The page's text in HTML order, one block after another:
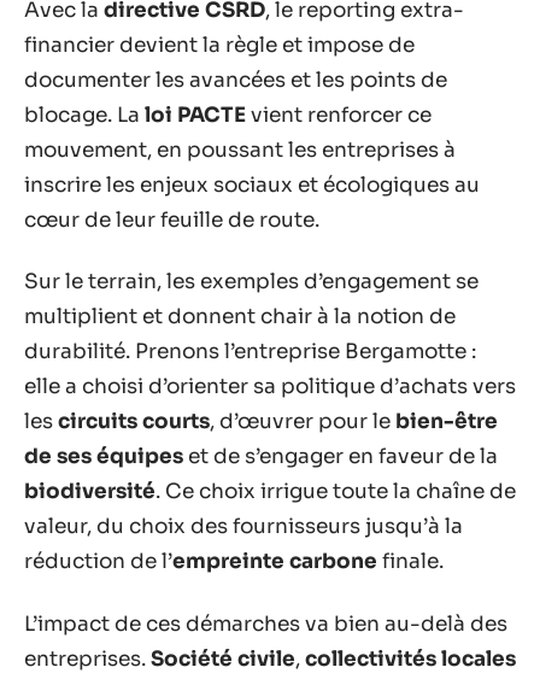
Avec la directive CSRD, le reporting extra-
financier devient la règle et impose de
documenter les avancées et les points de
blocage. La loi PACTEvient renforcer ce
mouvement, en poussant les entreprises à
inscrire les enjeux sociaux et écologiques au
cœur de leur feuille de route.
Sur le terrain, les exemples d’engagement se
multiplient et donnent chair à la notion de
durabilité. Prenons l’entreprise Bergamotte :
elle a choisi d’orienter sa politique d’achats vers
lescircuits courts, d’œuvrer pour le bien-être
de ses équipes et de s’engager en faveur de la
biodiversité. Ce choix irrigue toute la chaîne de
valeur, du choix des fournisseurs jusqu’à la
réduction de l’empreinte carbone finale.
L’impact de ces démarches va bien au-delà des
entreprises.Société civile,collectivités locales